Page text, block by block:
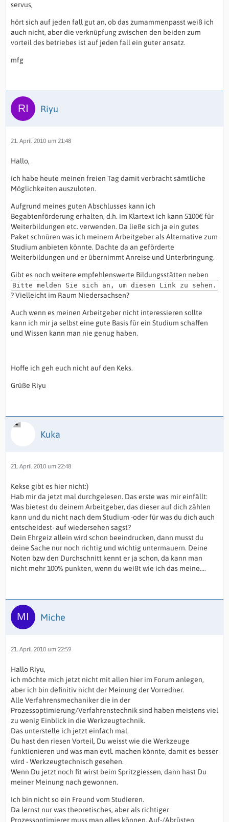
servus,
hört sich auf jeden fall gut an, ob das zumammenpasst weiß ich
auch nicht, aber die verknüpfung zwischen den beiden zum
vorteil des betriebes ist auf jeden fall ein guter ansatz.
mfg
Riyu
21. April 2010 um 21:48
Hallo,
ich habe heute meinen freien Tag damit verbracht sämtliche
Möglichkeiten auszuloten.
Aufgrund meines guten Abschlusses kann ich
Begabtenförderung erhalten, d.h. im Klartext ich kann 5100€ für
Weiterbildungen etc. verwenden. Da ließe sich ja ein gutes
Paket schnüren was ich meinem Arbeitgeber als Alternative zum
Studium anbieten könnte. Dachte da an geförderte
Weiterbildungen und er übernimmt Anreise und Unterbringung.
Gibt es noch weitere empfehlenswerte Bildungsstätten neben
Bitte melden Sie sich an, um diesen Link zu sehen.
? Vielleicht im Raum Niedersachsen?
Auch wenn es meinen Arbeitgeber nicht interessieren sollte
kann ich mir ja selbst eine gute Basis für ein Studium schaffen
und Wissen kann man nie genug haben.
Hoffe ich geh euch nicht auf den Keks.
Grüße Riyu
Kuka
21. April 2010 um 22:48
Kekse gibt es hier nicht:)
Hab mir da jetzt mal durchgelesen. Das erste was mir einfällt:
Was bietest du deinem Arbeitgeber, das dieser auf dich zählen
kann und du nicht nach dem Studium -oder für was du dich auch
entscheidest- auf wiedersehen sagst?
Dein Ehrgeiz allein wird schon beeindrucken, dann musst du
deine Sache nur noch richtig und wichtig untermauern. Deine
Noten bzw den Durchschnitt kennt er ja schon, da kann man
nicht mehr 100% punkten, wenn du weißt wie ich das meine....
Miche
21. April 2010 um 22:59
Hallo Riyu,
ich möchte mich jetzt nicht mit allen hier im Forum anlegen,
aber ich bin definitiv nicht der Meinung der Vorredner.
Alle Verfahrensmechaniker die in der
Prozessoptimierung/Verfahrenstechnik sind haben meistens viel
zu wenig Einblick in die Werkzeugtechnik.
Das unterstelle ich jetzt einfach mal.
Du hast den riesen Vorteil, Du weisst wie die Werkzeuge
funktionieren und was man evtl. machen könnte, damit es besser
wird - Werkzeugtechnisch gesehen.
Wenn Du jetzt noch fit wirst beim Spritzgiessen, dann hast Du
meiner Meinung nach gewonnen.
Ich bin nicht so ein Freund vom Studieren.
Da lernst nur was theoretisches, aber als richtiger
Prozessoptimierer muss man alles können, Auf-/Abrüsten,